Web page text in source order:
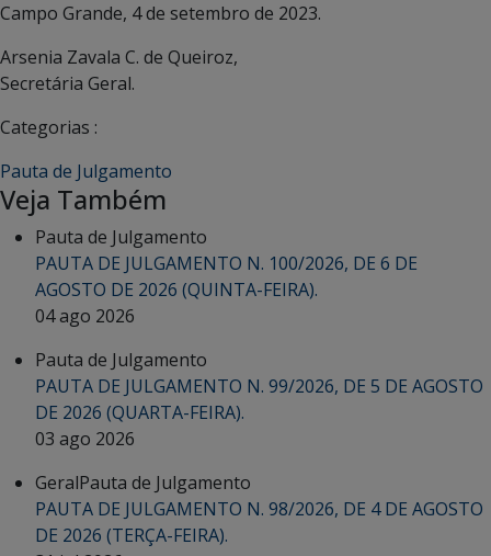
Campo Grande, 4 de setembro de 2023.
Arsenia Zavala C. de Queiroz,
Secretária Geral.
Categorias :
Pauta de Julgamento
Veja Também
Pauta de Julgamento
PAUTA DE JULGAMENTO N. 100/2026, DE 6 DE
AGOSTO DE 2026 (QUINTA-FEIRA).
04 ago 2026
Pauta de Julgamento
PAUTA DE JULGAMENTO N. 99/2026, DE 5 DE AGOSTO
DE 2026 (QUARTA-FEIRA).
03 ago 2026
GeralPauta de Julgamento
PAUTA DE JULGAMENTO N. 98/2026, DE 4 DE AGOSTO
DE 2026 (TERÇA-FEIRA).